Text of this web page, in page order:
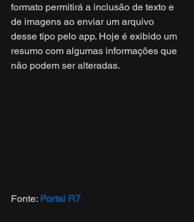
formato permitirá a inclusão de texto e
de imagens ao enviar um arquivo
desse tipo pelo app. Hoje é exibido um
resumo com algumas informações que
não podem ser alteradas.
Fonte: Portal R7